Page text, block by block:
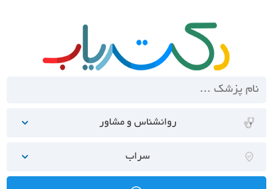
روانشناس و مشاور
سراب